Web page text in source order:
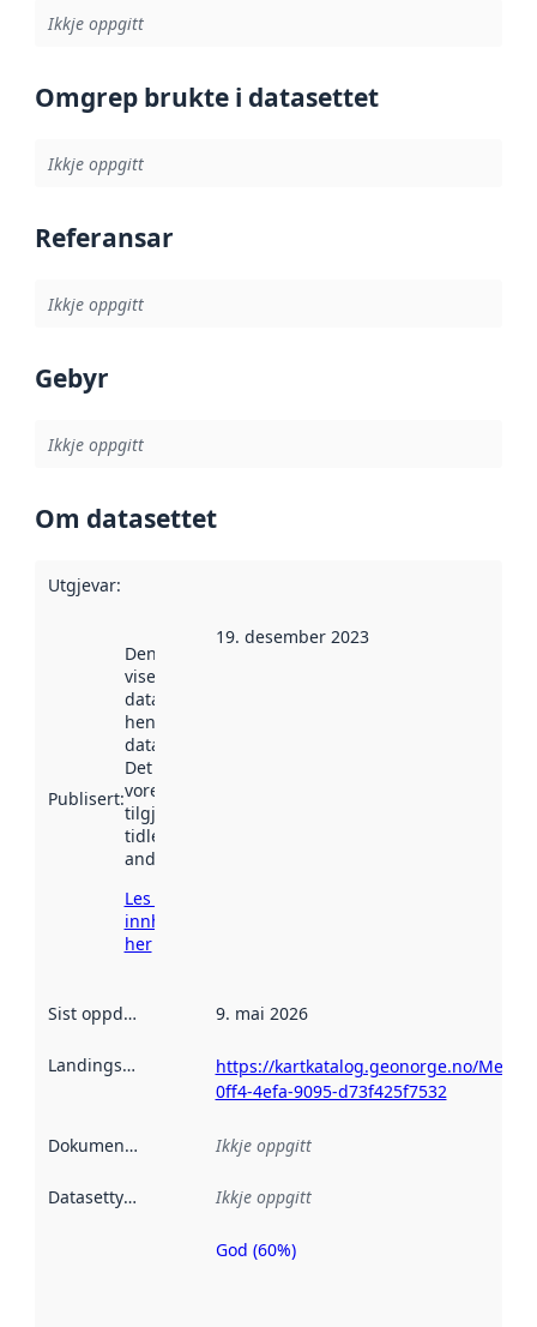
Ikkje oppgitt
Omgrep brukte i datasettet
Ikkje oppgitt
Referansar
Ikkje oppgitt
Gebyr
Ikkje oppgitt
Om datasettet
Utgjevar:
Publisert:
Denne datoen
viser når
datasettet vart
henta inn av
data.norge.no.
Det kan ha
vore
tilgjengeleg
tidlegare
andre stader.
Les meir om
innhenting
her
19. desember 2023
Sist oppdatert 9. mai 2026
Landingsside
https://kartkatalog.geonorge.no/
0ff4-4efa-9095-d73f425f7532
Dokumentasjon Ikkje oppgitt
Datasettype Ikkje oppgitt
Metadatakvalitet
God (60%)